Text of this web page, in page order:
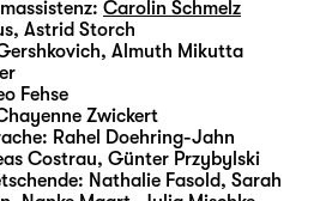
Carolin Schmelz
Astrid Storch
Almuth Mikutta
Fehse
Zwickert
Rahel Doehring-Jahn
Costrau, Günter Przybylski
Nathalie Fasold, Sarah